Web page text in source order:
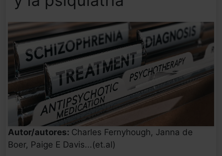
Autor/autores: Charles Fernyhough, Janna de
Boer, Paige E Davis...(et.al)